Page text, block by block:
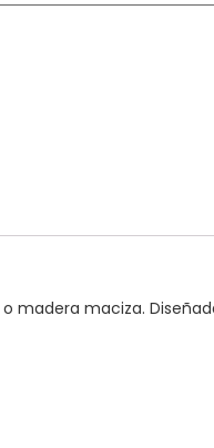
madera maciza.